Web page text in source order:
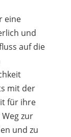
eine
und
auf die
mit der
für ihre
zur
und zu